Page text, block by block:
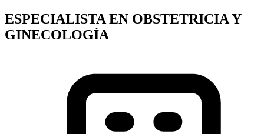
ESPECIALISTA EN OBSTETRICIA Y
GINECOLOGÍA